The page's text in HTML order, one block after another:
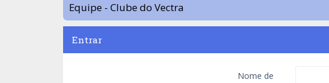
Equipe - Clube do Vectra
Entrar
Nome de